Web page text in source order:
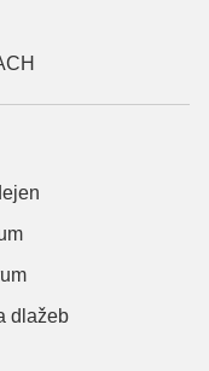
dlažeb